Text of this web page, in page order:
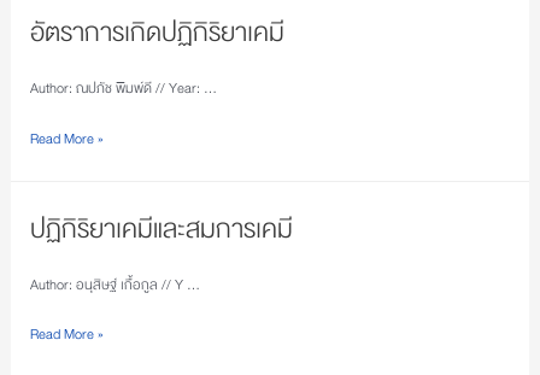
อัตราการเกิดปฏิกิริยาเคมี
Author: ณปภัช พิมพ์ดี // Year: …
Read More »
ปฏิกิริยาเคมีและสมการเคมี
Author: อนุสิษฐ์ เกื้อกูล // Y …
Read More »